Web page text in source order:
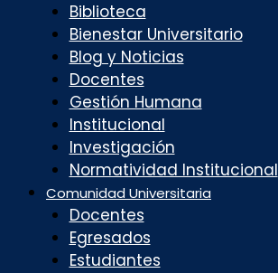
Biblioteca
Bienestar Universitario
Blog y Noticias
Docentes
Gestión Humana
Institucional
Investigación
Normatividad Institucional
Comunidad Universitaria
Docentes
Egresados
Estudiantes